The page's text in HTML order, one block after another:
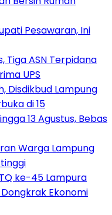
Pesawaran, Ini
Tiga ASN Terpidana
UPS
Disdikbud Lampung
di 15
13 Agustus, Bebas
Warga Lampung
ke-45 Lampura
Ekonomi